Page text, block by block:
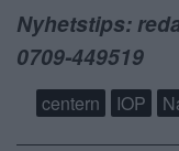
Nyhetstips:
0709-449519
centern IOP